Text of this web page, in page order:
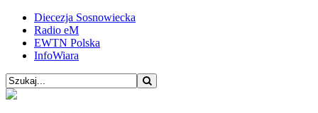
Diecezja Sosnowiecka
Radio eM
EWTN Polska
InfoWiara